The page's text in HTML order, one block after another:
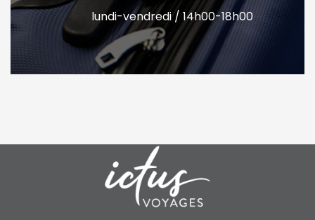
lundi-vendredi / 14h00-18h00